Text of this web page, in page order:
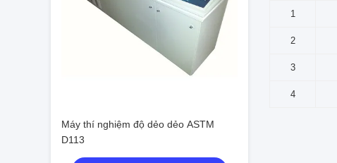
Máy thí nghiệm độ dẻo dẻo ASTM
D113
1
2
3
4